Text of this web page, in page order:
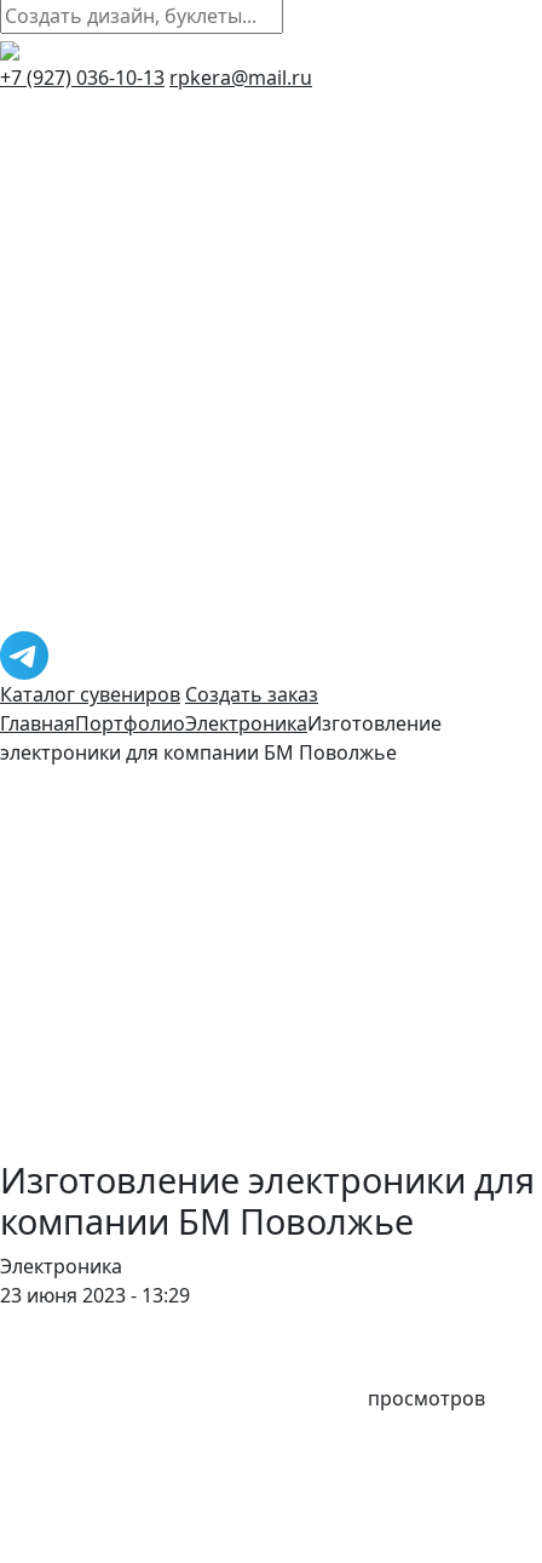
+7 (927) 036-10-13 rpkera@mail.ru
Каталог сувениров Создать заказ
ГлавнаяПортфолиоЭлектроникаИзготовление
электроники для компании БМ Поволжье
Изготовление электроники для
компании БМ Поволжье
Электроника
23 июня 2023 - 13:29
просмотров